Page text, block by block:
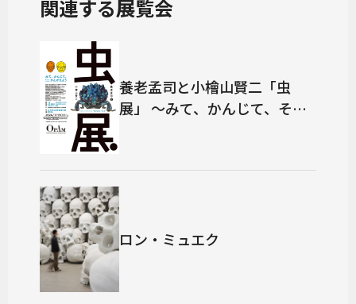
関連する展覧会
養老孟司と小檜山賢二「虫
展」 〜みて、かんじて、そし
ロン・ミュエク